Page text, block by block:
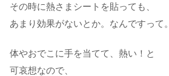
その時に熱さまシートを貼っても、
あまり効果がないとか。なんですって。
体やおでこに手を当てて、熱い！と
可哀想なので、